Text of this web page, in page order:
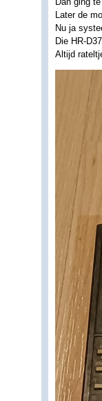
Later de
Nu ja
Die HR-
Altijd